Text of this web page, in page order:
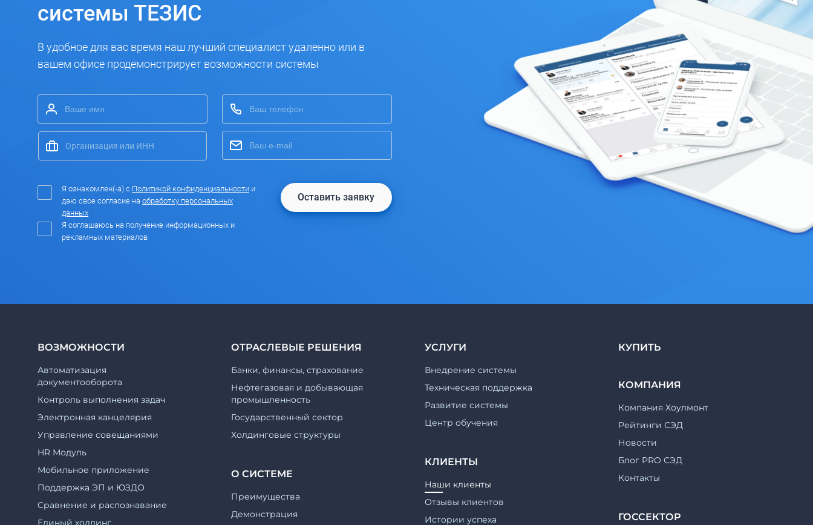
системы ТЕЗИС
В удобное для вас время наш лучший специалист удаленно или в
вашем офисе продемонстрирует возможности системы
Я ознакомлен(-а) с Политикой конфиденциальности и
даю свое согласие на обработку персональных
данных
Я соглашаюсь на получение информационных и
рекламных материалов
Оставить заявку
ВОЗМОЖНОСТИ
Автоматизация
документооборота
Контроль выполнения задач
Электронная канцелярия
Управление совещаниями
HR Модуль
Мобильное приложение
Поддержка ЭП и ЮЗДО
Cравнение и распознавание
Единый холдинг
ОТРАСЛЕВЫЕ РЕШЕНИЯ
Банки, финансы, страхование
Нефтегазовая и добывающая
промышленность
Государственный сектор
Холдинговые структуры
О СИСТЕМЕ
Преимущества
Демонстрация
УСЛУГИ
Внедрение системы
Техническая поддержка
Развитие системы
Центр обучения
КЛИЕНТЫ
Наши клиенты
Отзывы клиентов
Истории успеха
КУПИТЬ
КОМПАНИЯ
Компания Хоулмонт
Рейтинги СЭД
Новости
Блог PRO СЭД
Контакты
ГОССЕКТОР